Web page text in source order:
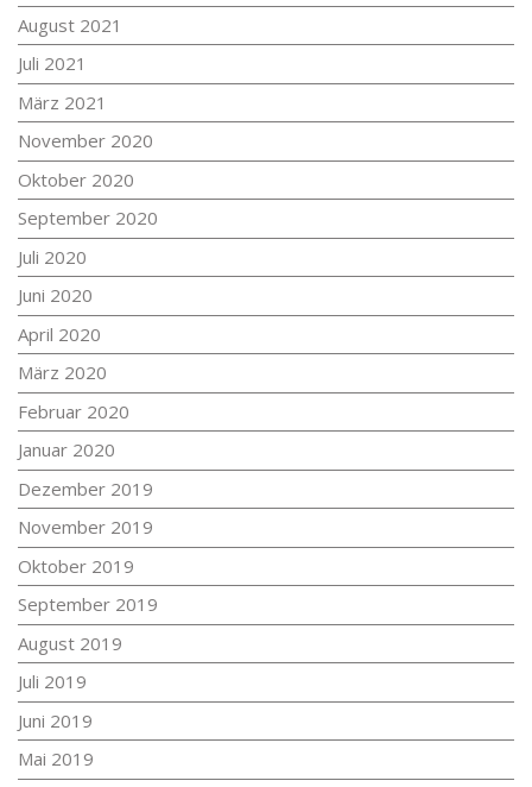
August 2021
Juli 2021
März 2021
November 2020
Oktober 2020
September 2020
Juli 2020
Juni 2020
April 2020
März 2020
Februar 2020
Januar 2020
Dezember 2019
November 2019
Oktober 2019
September 2019
August 2019
Juli 2019
Juni 2019
Mai 2019